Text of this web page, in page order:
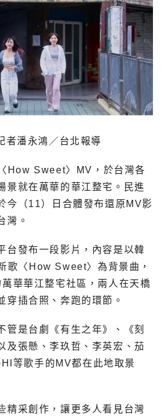
者潘永鴻／台北報導
How Sweet〉MV，於台灣各
景就在萬華的華江整宅。民進
今（11）日合體發布還原MV影
灣。
台發布一段影片，內容是以韓
歌〈How Sweet〉為背景曲，
華華江整宅社區，兩人在天橋
穿插合照、奔跑的環節。
管是台劇《有生之年》、《刻
及張懸、李玖哲、李英宏、茄
等歌手的MV都在此地取景
精采創作，讓更多人看見台灣